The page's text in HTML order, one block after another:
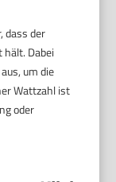
dass der
Dabei
um die
Wattzahl ist
oder